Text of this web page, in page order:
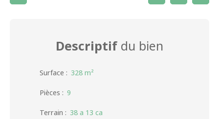
Descriptif du bien
Surface : 328 m²
Pièces : 9
Terrain : 38 a 13 ca